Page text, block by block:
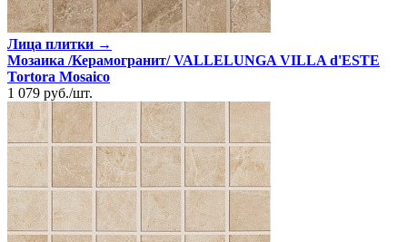
Лица плитки →
Мозаика /Керамогранит/ VALLELUNGA VILLA d'ESTE
Tortora Mosaico
1 079 руб./шт.